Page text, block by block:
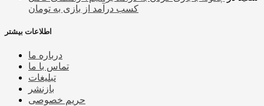
کسب درآمد از بازی به تومان
اطلاعات بیشتر
درباره ما
تماس با ما
تبلیغات
بازنشر
حریم خصوصی